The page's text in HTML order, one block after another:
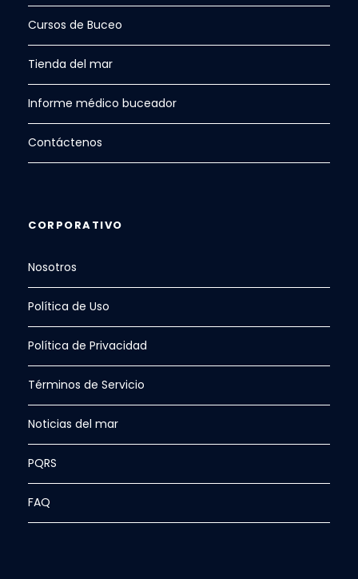
Cursos de Buceo
Tienda del mar
Informe médico buceador
Contáctenos
CORPORATIVO
Nosotros
Política de Uso
Política de Privacidad
Términos de Servicio
Noticias del mar
PQRS
FAQ